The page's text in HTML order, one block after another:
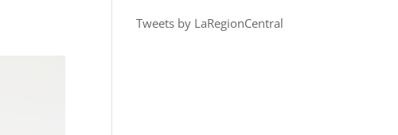
notas
Tweets by LaRegionCentral